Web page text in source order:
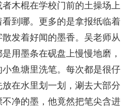
木棍在学校门前的土操场上
到哪。更多的是拿报纸临着
发着好闻的墨香。吴老师从
用墨条在砚盘上慢慢地磨，
鱼塘里洗笔。每次都是很仔
在水里划一划，涮去大部分
净的墨，他竟然把笔尖含进